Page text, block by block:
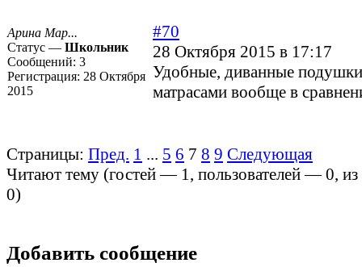
Арина Мар...
Статус — Школьник
Сообщений: 3
Регистрация: 28 Октября
2015
#70
28 Октября 2015 в 17:17
Удобные, диванные
матрасами вообще в
Страницы: Пред. 1 ... 5 6 7 8 9 Следующая
Читают тему (гостей — 1, пользователей —0,
0)
Добавить сообщение